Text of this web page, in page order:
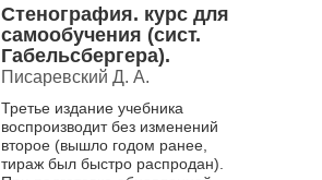
называет графичность, свой
метод описывае...
Стенография. курс для
самообучения (сист.
Габельсбергера).
Писаревский Д. А.
Третье издание учебника
воспроизводит без изменений
второе (вышло годом ранее,
тираж был быстро распродан).